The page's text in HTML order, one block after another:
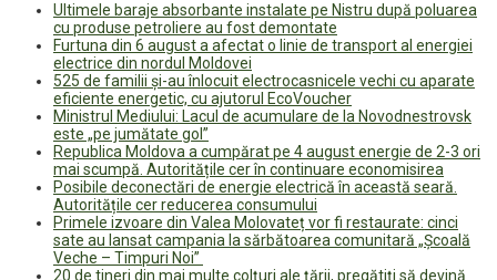
Ultimele baraje absorbante instalate pe Nistru după poluarea
cu produse petroliere au fost demontate
Furtuna din 6 august a afectat o linie de transport al energiei
electrice din nordul Moldovei
525 de familii și-au înlocuit electrocasnicele vechi cu aparate
eficiente energetic, cu ajutorul EcoVoucher
Ministrul Mediului: Lacul de acumulare de la Novodnestrovsk
este „pe jumătate gol”
Republica Moldova a cumpărat pe 4 august energie de 2-3 ori
mai scumpă. Autoritățile cer în continuare economisirea
Posibile deconectări de energie electrică în această seară.
Autoritățile cer reducerea consumului
Primele izvoare din Valea Molovateț vor fi restaurate: cinci
sate au lansat campania la sărbătoarea comunitară „Școală
Veche – Timpuri Noi”
20 de tineri din mai multe colțuri ale țării, pregătiți să devină